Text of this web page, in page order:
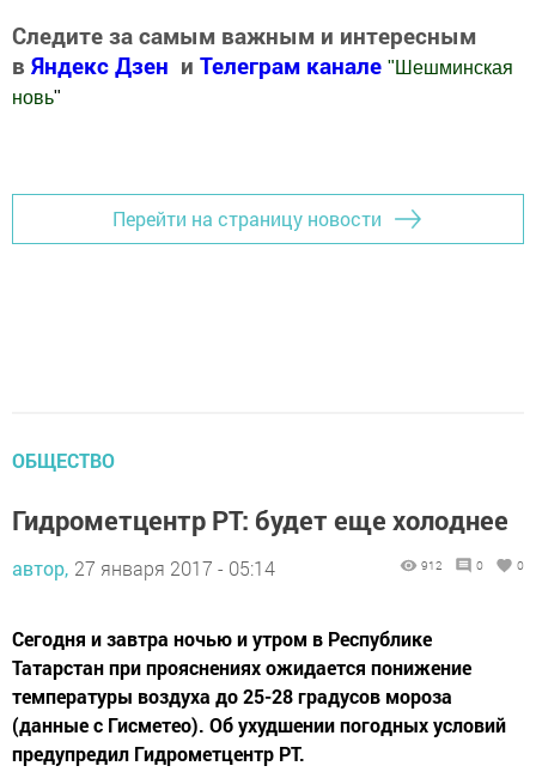
Следите за самым важным и интересным
в Яндекс Дзен и Телеграм канале " Шешминская
новь"
Перейти на страницу новости
ОБЩЕСТВО
Гидрометцентр РТ: будет еще холоднее
автор, 27 января 2017 - 05:14 912 0 0
Сегодня и завтра ночью и утром в Республике
Татарстан при прояснениях ожидается понижение
температуры воздуха до 25-28 градусов мороза
(данные с Гисметео). Об ухудшении погодных условий
предупредил Гидрометцентр РТ.